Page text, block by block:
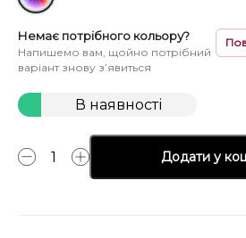
Немає потрібного кольору?
Напишемо вам, щойно потрібний
варіант знову з’явиться
В наявності
Додати у